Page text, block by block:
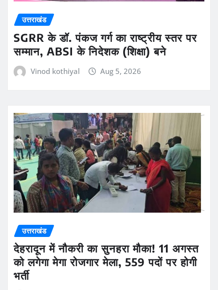
उत्तराखंड
SGRR के डॉ. पंकज गर्ग का राष्ट्रीय स्तर पर
सम्मान, ABSI के निदेशक (शिक्षा) बने
Vinod kothiyal Aug 5, 2026
उत्तराखंड
देहरादून में नौकरी का सुनहरा मौका! 11 अगस्त
को लगेगा मेगा रोजगार मेला, 559 पदों पर होगी
भर्ती